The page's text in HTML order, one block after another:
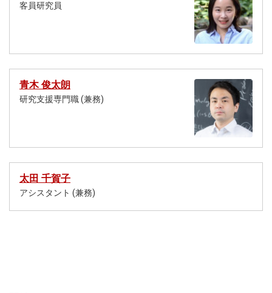
客員研究員
青木 俊太朗
研究支援専門職 (兼務)
太田 千賀子
アシスタント (兼務)